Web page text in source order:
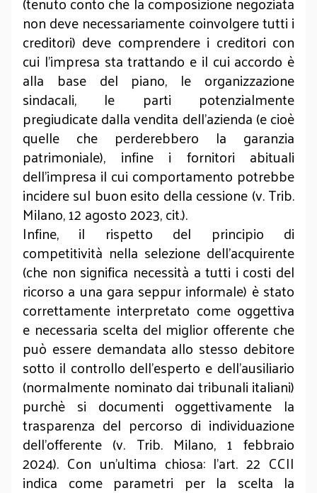
non deve necessariamente coinvolgere tutti i
creditori) deve comprendere i creditori con
cui l’impresa sta trattando e il cui accordo è
alla base del piano, le organizzazione
sindacali, le parti potenzialmente
pregiudicate dalla vendita dell’azienda (e cioè
quelle che perderebbero la garanzia
patrimoniale), infine i fornitori abituali
dell’impresa il cui comportamento potrebbe
incidere sul buon esito della cessione (v. Trib.
Milano, 12 agosto 2023, cit.).
Infine, il rispetto del principio di
competitività nella selezione dell’acquirente
(che non significa necessità a tutti i costi del
ricorso a una gara seppur informale) è stato
correttamente interpretato come oggettiva
e necessaria scelta del miglior offerente che
può essere demandata allo stesso debitore
sotto il controllo dell’esperto e dell’ausiliario
(normalmente nominato dai tribunali italiani)
purchè si documenti oggettivamente la
trasparenza del percorso di individuazione
dell’offerente (v. Trib. Milano, 1 febbraio
2024). Con un’ultima chiosa: l’art. 22 CCII
indica come parametri per la scelta la